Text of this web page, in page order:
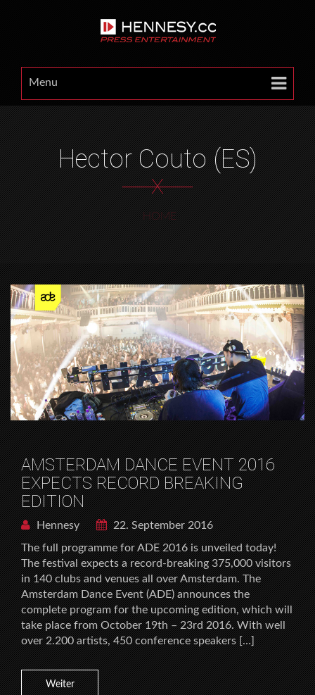
Menu
Hector Couto (ES)
X
HOME
AMSTERDAM DANCE EVENT 2016
EXPECTS RECORD BREAKING
EDITION
Hennesy
22. September 2016
The full programme for ADE 2016 is unveiled today!
The festival expects a record-breaking 375,000 visitors
in 140 clubs and venues all over Amsterdam. The
Amsterdam Dance Event (ADE) announces the
complete program for the upcoming edition, which will
take place from October 19th – 23rd 2016. With well
over 2.200 artists, 450 conference speakers […]
Weiter